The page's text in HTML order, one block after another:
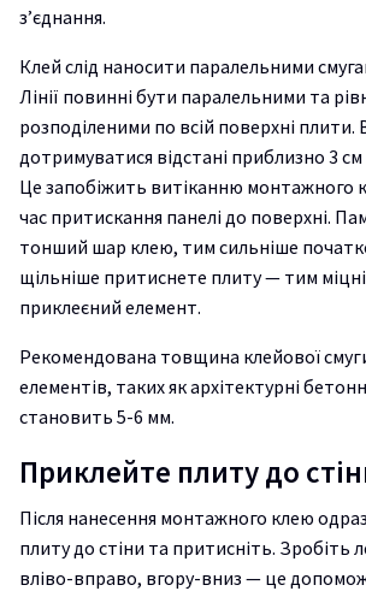
з’єднання.
Клей слід наносити паралельними
Лінії повинні бути паралельними та
розподіленими по всій поверхні
дотримуватися відстані приблизно 3 см
Це запобіжить витіканню монтажного
час притискання панелі до поверхні.
тонший шар клею, тим сильніше
щільніше притиснете плиту — тим
приклеєний елемент.
Рекомендована товщина клейової
елементів, таких як архітектурні
становить 5-6 мм.
Приклейте плиту до
Після нанесення монтажного клею
плиту до стіни та притисніть. Зробіть
вліво-вправо, вгору-вниз — це